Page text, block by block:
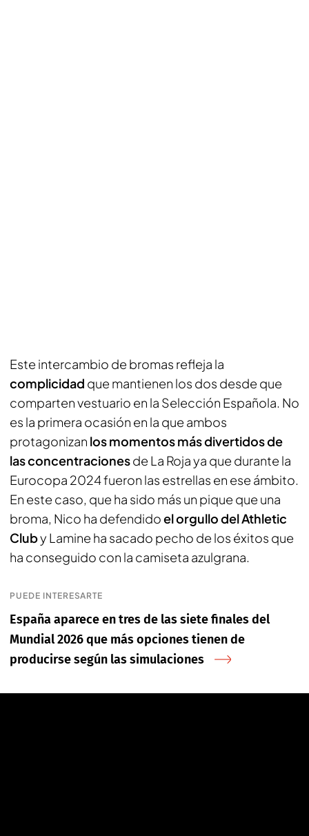
Este intercambio de bromas refleja la
complicidad que mantienen los dos desde que
comparten vestuario en la Selección Española. No
es la primera ocasión en la que ambos
protagonizan los momentos más divertidos de
las concentracionesde La Roja ya que durante la
Eurocopa 2024 fueron las estrellas en ese ámbito.
En este caso, que ha sido más un pique que una
broma, Nico ha defendidoel orgullo del Athletic
Cluby Lamine ha sacado pecho de los éxitos que
ha conseguido con la camiseta azulgrana.
PUEDE INTERESARTE
España aparece en tres de las siete finales del
Mundial 2026 que más opciones tienen de
producirse según las simulaciones